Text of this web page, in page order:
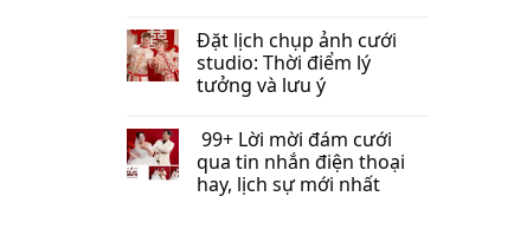
Đặt lịch chụp ảnh cưới
studio: Thời điểm lý
tưởng và lưu ý
99+ Lời mời đám cưới
qua tin nhắn​ điện thoại
hay, lịch sự mới nhất